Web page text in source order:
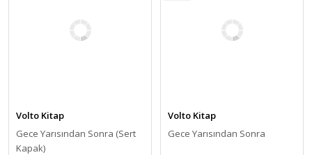
Volto Kitap
Gece Yarısından Sonra (Sert
Kapak)
Volto Kitap
Gece Yarısından Sonra